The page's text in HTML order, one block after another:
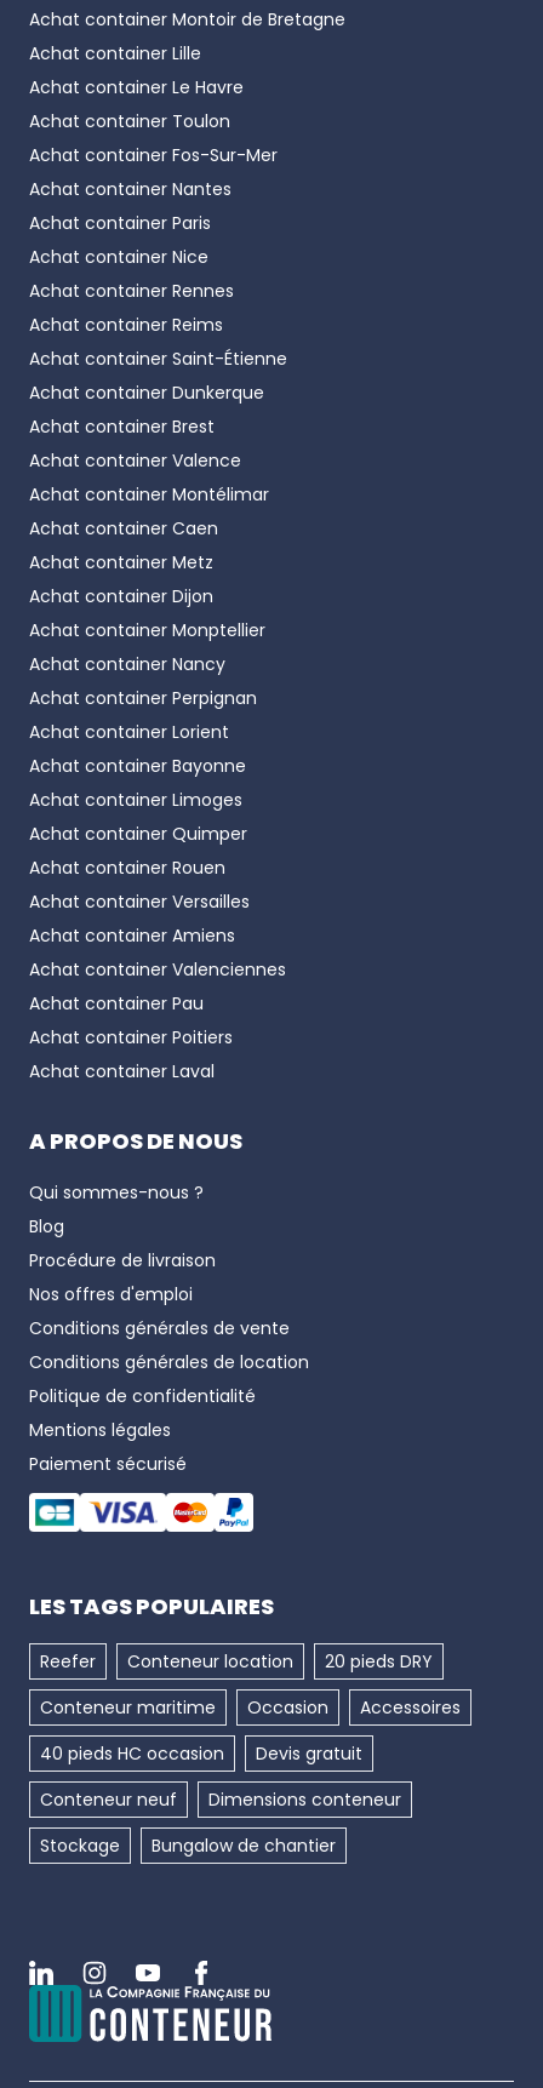
Achat container Montoir de Bretagne
Achat container Lille
Achat container Le Havre
Achat container Toulon
Achat container Fos-Sur-Mer
Achat container Nantes
Achat container Paris
Achat container Nice
Achat container Rennes
Achat container Reims
Achat container Saint-Étienne
Achat container Dunkerque
Achat container Brest
Achat container Valence
Achat container Montélimar
Achat container Caen
Achat container Metz
Achat container Dijon
Achat container Monptellier
Achat container Nancy
Achat container Perpignan
Achat container Lorient
Achat container Bayonne
Achat container Limoges
Achat container Quimper
Achat container Rouen
Achat container Versailles
Achat container Amiens
Achat container Valenciennes
Achat container Pau
Achat container Poitiers
Achat container Laval
A PROPOS DE NOUS
Qui sommes-nous ?
Blog
Procédure de livraison
Nos offres d'emploi
Conditions générales de vente
Conditions générales de location
Politique de confidentialité
Mentions légales
Paiement sécurisé
LES TAGS POPULAIRES
Reefer Conteneur location
20 pieds DRY
Conteneur maritime
Occasion
Accessoires
40 pieds HC occasion
Devis gratuit
Conteneur neuf
Dimensions conteneur
Stockage
Bungalow de chantier
LinkedinInstagramYoutubeFacebook